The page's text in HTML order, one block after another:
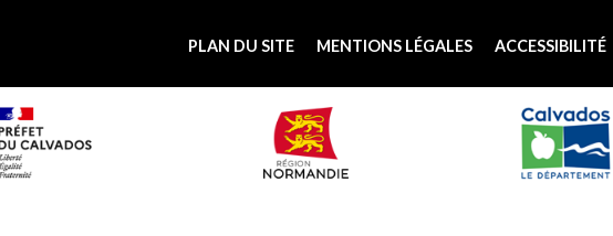
PLAN DU SITE MENTIONS LÉGALES ACCESSIBILITÉ